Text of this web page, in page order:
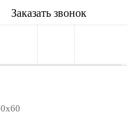
Заказать звонок